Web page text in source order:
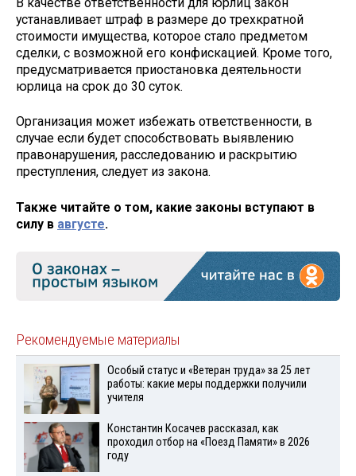
устанавливает штраф в размере до трехкратной
стоимости имущества, которое стало предметом
сделки, с возможной его конфискацией. Кроме того,
предусматривается приостановка деятельности
юрлица на срок до 30 суток.
Организация может избежать ответственности, в
случае если будет способствовать выявлению
правонарушения, расследованию и раскрытию
преступления, следует из закона.
Также читайте о том, какие законы вступают в
силу в августе.
Рекомендуемые материалы
Особый статус и «Ветеран труда» за 25 лет
работы: какие меры поддержки получили
учителя
Константин Косачев рассказал, как
проходил отбор на «Поезд Памяти» в 2026
году